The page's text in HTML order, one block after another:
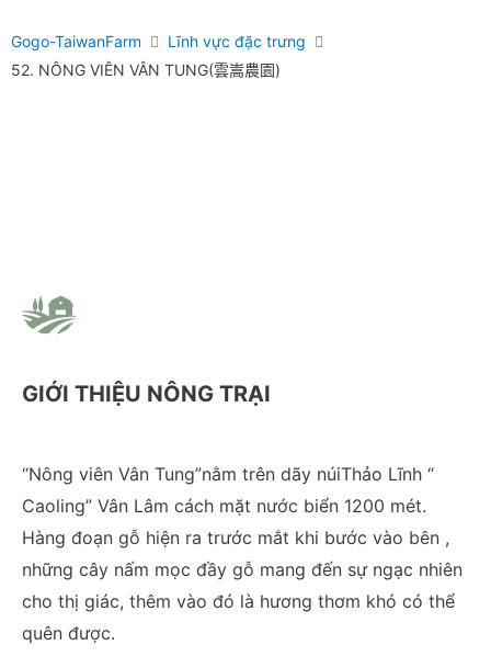
Gogo-TaiwanFarm
Lĩnh vực đặc trưng
52. NÔNG VIÊN VÂN TUNG(雲嵩農園)
GIỚI THIỆU NÔNG TRẠI
“Nông viên Vân Tung”nằm trên dãy núiThảo Lĩnh “
Caoling” Vân Lâm cách mặt nước biển 1200 mét.
Hàng đoạn gỗ hiện ra trước mắt khi bước vào bên ,
những cây nấm mọc đầy gỗ mang đến sự ngạc nhiên
cho thị giác, thêm vào đó là hương thơm khó có thể
quên được.